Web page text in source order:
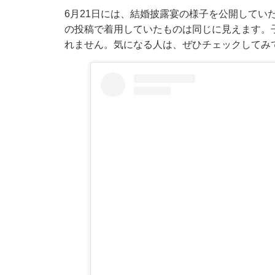
6月21日には、結婚披露宴の様子を公開してい
の投稿で着用していたものは同じに見えます
れません。気になる人は、ぜひチェックしてみ